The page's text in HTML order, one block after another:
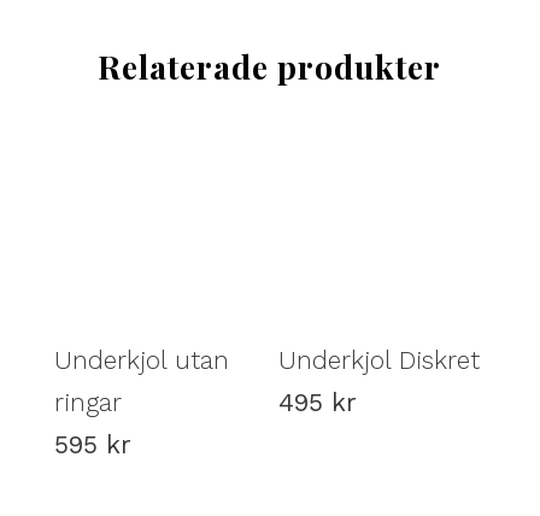
Relaterade produkter
Underkjol utan
ringar
595 kr
Underkjol Diskret
495 kr